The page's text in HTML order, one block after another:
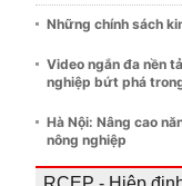
Những chính sách
Video ngắn đa nền
nghiệp bứt phá
Hà Nội: Nâng cao
nông nghiệp